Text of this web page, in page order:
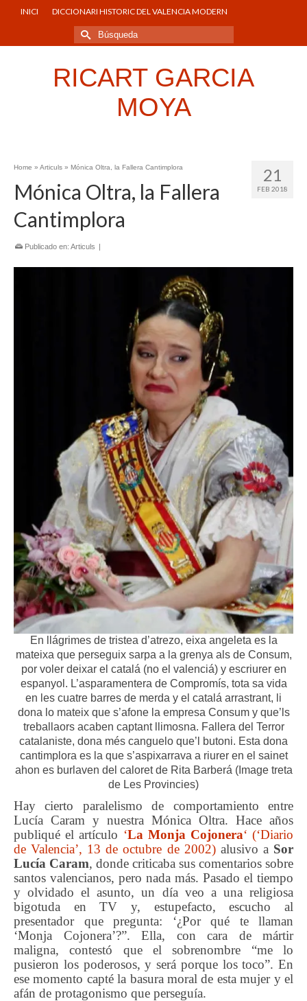
INICI DICCIONARI HISTORIC DEL VALENCIA MODERN
Buscar
por:
RICART GARCIA
MOYA
21
FEB 2018
Home » Articuls » Mónica Oltra, la Fallera Cantimplora
Mónica Oltra, la Fallera
Cantimplora
Publicado en: Articuls |
En llágrimes de tristea d’atrezo, eixa angeleta es la
mateixa que perseguix sarpa a la grenya als de Consum,
por voler deixar el catalá (no el valenciá) y escriurer en
espanyol. L’asparamentera de Compromís, tota sa vida
en les cuatre barres de merda y el catalá arrastrant, li
dona lo mateix que s’afone la empresa Consum y que’ls
treballaors acaben captant llimosna. Fallera del Terror
catalaniste, dona més canguelo que’l butoni. Esta dona
cantimplora es la que s’aspixarrava a riurer en el sainet
ahon es burlaven del caloret de Rita Barberá (Image treta
de Les Provincies)
Hay cierto paralelismo de comportamiento entre
Lucía Caram y nuestra Mónica Oltra. Hace años
publiqué el artículo ‘La Monja Cojonera‘ (‘Diario
de Valencia’, 13 de octubre de 2002)alusivo a Sor
Lucía Caram, donde criticaba sus comentarios sobre
santos valencianos, pero nada más. Pasado el tiempo
y olvidado el asunto, un día veo a una religiosa
bigotuda en TV y, estupefacto, escucho al
presentador que pregunta: ‘¿Por qué te llaman
‘Monja Cojonera’?”. Ella, con cara de mártir
maligna, contestó que el sobrenombre “me lo
pusieron los poderosos, y será porque los toco”. En
ese momento capté la basura moral de esta mujer y el
afán de protagonismo que perseguía.